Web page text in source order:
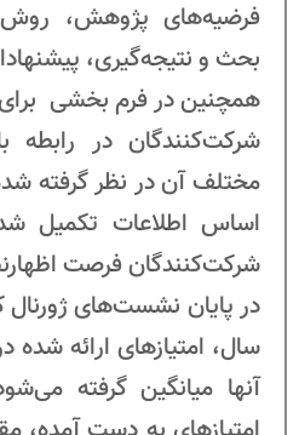
فرضیه‌های پژوهش،
بحث و نتیجه‌گیری،
همچنین در فرم بخشی برای
شرکت‌کنندگان در
مختلف آن در نظر گرفته
اساس اطلاعات تکمیل
شرکت‌کنندگان فرصت
در پایان نشست‌های ژورنال
سال، امتیازهای ارائه
آنها میانگین گرفته